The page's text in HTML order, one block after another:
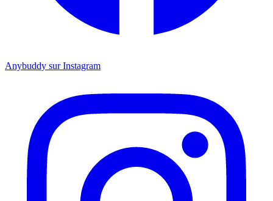
Anybuddy sur Instagram